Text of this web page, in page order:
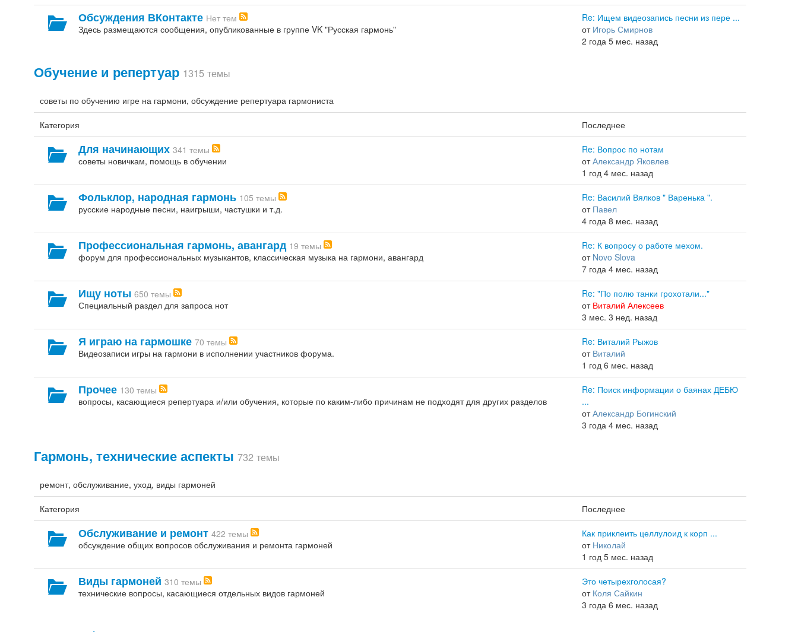
Обсуждения ВКонтакте Нет тем
Здесь размещаются сообщения, опубликованные в группе VK "Русская гармонь"
Re: Ищем видеозапись песни из пере ...
от Игорь Смирнов
2 года 5 мес. назад
Обучение и репертуар 1315 темы
советы по обучению игре на гармони, обсуждение репертуара гармониста
Категория Последнее
Для начинающих 341 темы
советы новичкам, помощь в обучении
Re: Вопрос по нотам
отАлександр Яковлев
1 год 4 мес. назад
Фольклор, народная гармонь 105 темы
русские народные песни, наигрыши, частушки и т.д.
Re: Василий Вялков " Варенька ".
от Павел
4 года 8 мес. назад
Профессиональная гармонь, авангард 19 темы
форум для профессиональных музыкантов, классическая музыка на гармони, авангард
Re: К вопросу о работе мехом.
от Novo Slova
7 года 4 мес. назад
Ищу ноты 650 темы
Специальный раздел для запроса нот
Re: "По полю танки грохотали..."
от Виталий Алексеев
3 мес. 3 нед. назад
Я играю на гармошке 70 темы
Видеозаписи игры на гармони в исполнении участников форума.
Re: Виталий Рыжов
от Виталий
1 год 6 мес. назад
Прочее 130 темы
вопросы, касающиеся репертуара и/или обучения, которые по каким-либо причинам не подходят для других разделов
Re: Поиск информации о баянах ДЕБЮ
...
отАлександр Богинский
3 года 4 мес. назад
Гармонь, технические аспекты 732 темы
ремонт, обслуживание, уход, виды гармоней
Категория Последнее
Обслуживание и ремонт 422 темы
обсуждение общих вопросов обслуживания и ремонта гармоней
Как приклеить целлулоид к корп ...
от Николай
1 год 5 мес. назад
Виды гармоней 310 темы
технические вопросы, касающиеся отдельных видов гармоней
Это четырехголосая?
от Коля Сайкин
3 года 6 мес. назад